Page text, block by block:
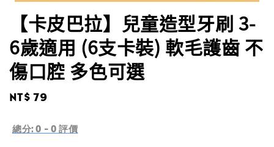
【卡皮巴拉】兒童造型牙刷 3-
6歲適用 (6支卡裝) 軟毛護齒 不
傷口腔 多色可選
Regular
NT$ 79
總分:0 - 0 評價